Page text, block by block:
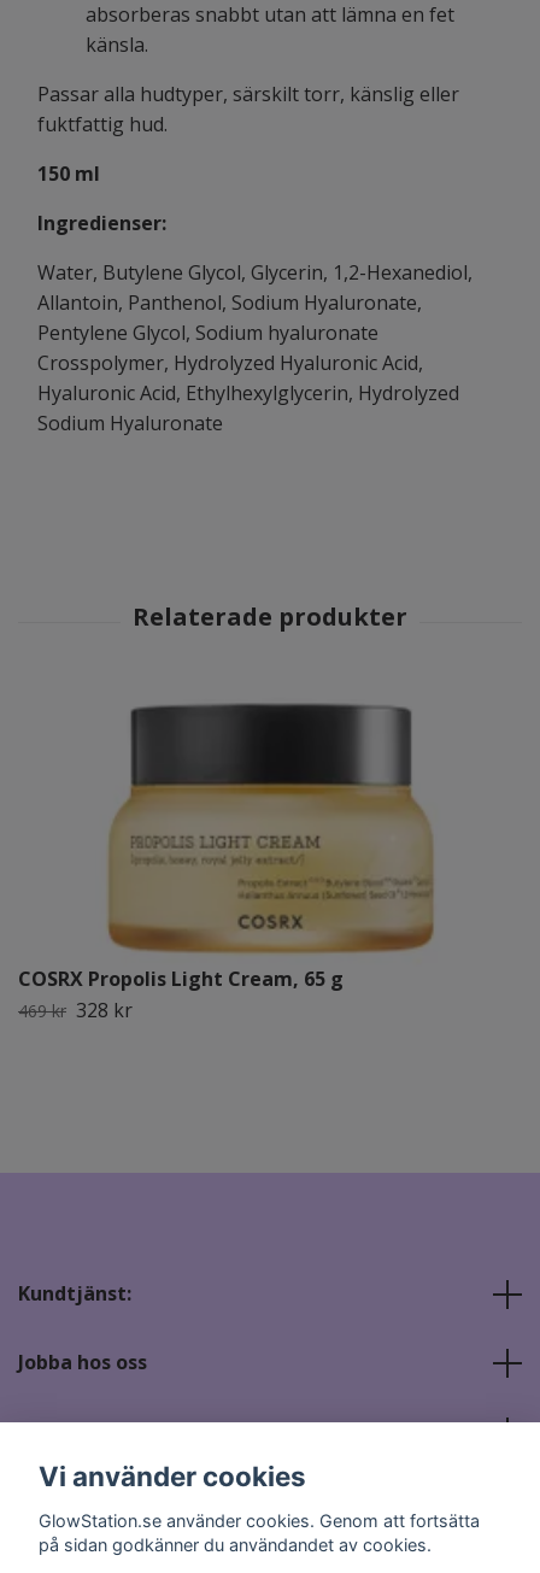
absorberas snabbt utan att lämna en fet
känsla.
Passar alla hudtyper, särskilt torr, känslig eller
fuktfattig hud.
150 ml
Ingredienser:
Water, Butylene Glycol, Glycerin, 1,2-Hexanediol,
Allantoin, Panthenol, Sodium Hyaluronate,
Pentylene Glycol, Sodium hyaluronate
Crosspolymer, Hydrolyzed Hyaluronic Acid,
Hyaluronic Acid, Ethylhexylglycerin, Hydrolyzed
Sodium Hyaluronate
COSRX Propolis Light Cream, 65 g
469 kr 328 kr
Kundtjänst:
Jobba hos oss
Sociala medier
Vi använder cookies
GlowStation.se använder cookies. Genom att fortsätta
på sidan godkänner du användandet av cookies.